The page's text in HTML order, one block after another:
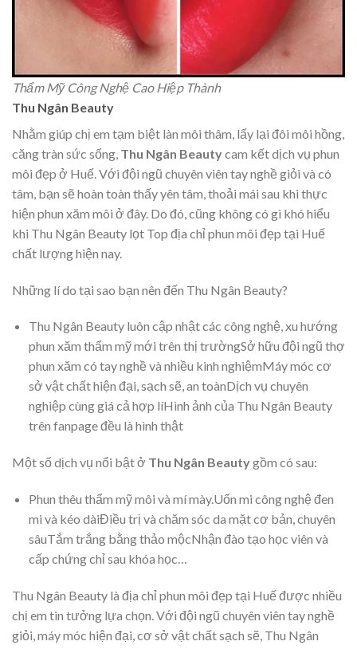
Thẩm Mỹ Công Nghệ Cao Hiệp Thành
Thu Ngân Beauty
Nhằm giúp chị em tạm biệt làn môi thâm, lấy lại đôi môi hồng,
căng tràn sức sống, Thu Ngân Beautycam kết dịch vụ phun
môi đẹp ở Huế. Với đội ngũ chuyên viên tay nghề giỏi và có
tâm, bạn sẽ hoàn toàn thấy yên tâm, thoải mái sau khi thực
hiện phun xăm môi ở đây. Do đó, cũng không có gì khó hiểu
khi Thu Ngân Beauty lọt Top địa chỉ phun môi đẹp tại Huế
chất lượng hiện nay.
Những lí do tại sao bạn nên đến Thu Ngân Beauty?
Thu Ngân Beauty luôn cập nhật các công nghệ, xu hướng
phun xăm thẩm mỹ mới trên thị trườngSở hữu đội ngũ thợ
phun xăm có tay nghề và nhiều kinh nghiệmMáy móc cơ
sở vật chất hiện đại, sạch sẽ, an toànDịch vụ chuyên
nghiệp cùng giá cả hợp líHình ảnh của Thu Ngân Beauty
trên fanpage đều là hình thật
Một số dịch vụ nổi bật ở Thu Ngân Beautygồm có sau:
Phun thêu thẩm mỹ môi và mí mày.Uốn mi công nghệ đen
mi và kéo dàiĐiều trị và chăm sóc da mặt cơ bản, chuyên
sâuTắm trắng bằng thảo mộcNhận đào tạo học viên và
cấp chứng chỉ sau khóa học…
Thu Ngân Beauty là địa chỉ phun môi đẹp tại Huế được nhiều
chị em tin tưởng lựa chọn. Với đội ngũ chuyên viên tay nghề
giỏi, máy móc hiện đại, cơ sở vật chất sạch sẽ, Thu Ngân